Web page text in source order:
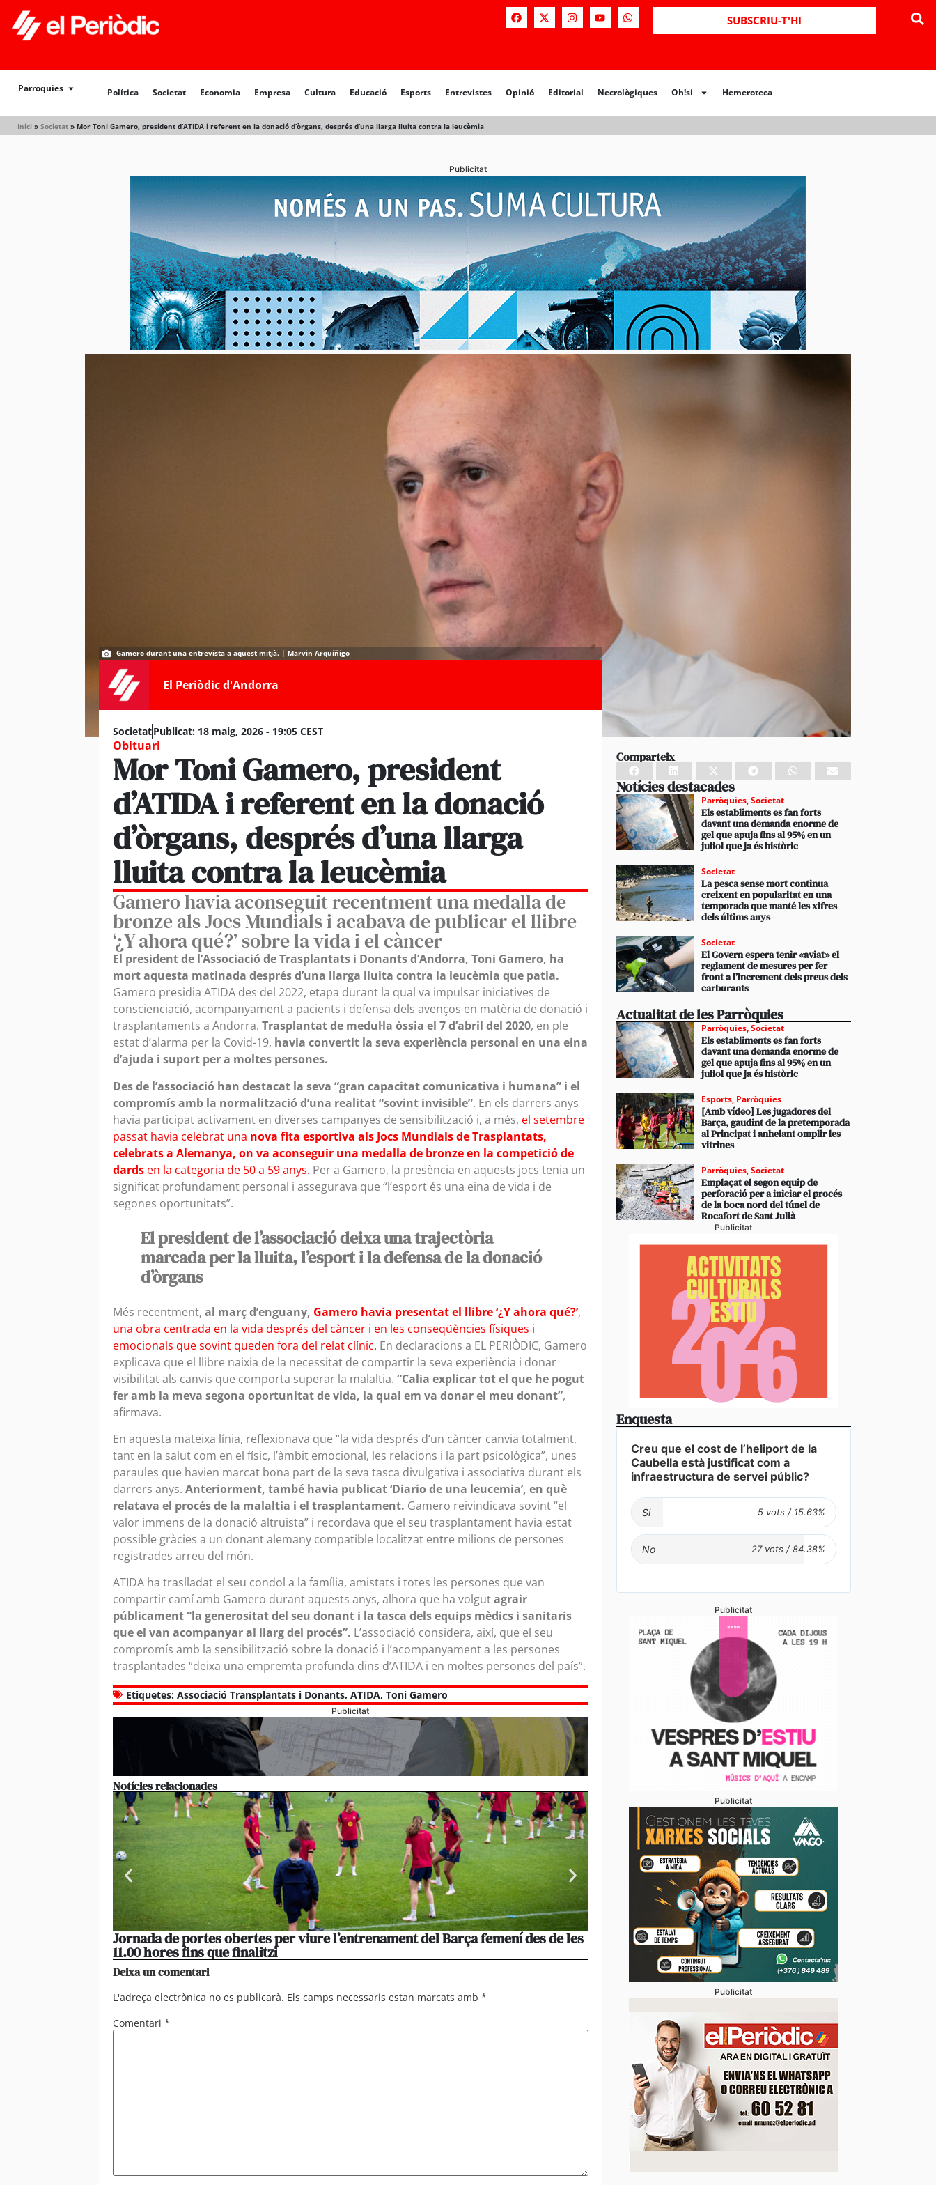
SUBSCRIU-T'HI
Parroquies Política Societat Economia Empresa Cultura Educació Esports Entrevistes Opinió Editorial Necrològiques Oh!si Hemeroteca
Inici » Societat » Mor Toni Gamero, president d’ATIDA i referent en la donació d’òrgans, després d’una llarga lluita contra la leucèmia
Política Societat Opinió Editorial Necrològiques Hemeroteca
Publicitat
Gamero durant una entrevista a aquest mitjà. | Marvin Arquíñigo
El Periòdic d'Andorra
SocietatPublicat: 18 maig, 2026 - 19:05 CEST
Obituari
Mor Toni Gamero, president
d’ATIDA i referent en la donació
d’òrgans, després d’una llarga
lluita contra la leucèmia
Gamero havia aconseguit recentment una medalla de
bronze als Jocs Mundials i acabava de publicar el llibre
‘¿Y ahora qué?’ sobre la vida i el càncer
El president de l’Associació de Trasplantats i Donants d’Andorra, Toni Gamero, ha
mort aquesta matinada després d’una llarga lluita contra la leucèmia que patia.
Gamero presidia ATIDA des del 2022, etapa durant la qual va impulsar iniciatives de
conscienciació, acompanyament a pacients i defensa dels avenços en matèria de donació i
trasplantaments a Andorra. Trasplantat de medul·la òssia el 7 d’abril del 2020, en ple
estat d’alarma per la Covid-19, havia convertit la seva experiència personal en una eina
d’ajuda i suport per a moltes persones.
Des de l’associació han destacat la seva “gran capacitat comunicativa i humana” i el
compromís amb la normalització d’una realitat “sovint invisible”. En els darrers anys
havia participat activament en diverses campanyes de sensibilització i, a més, el setembre
passat havia celebrat una nova fita esportiva als Jocs Mundials de Trasplantats,
celebrats a Alemanya, on va aconseguir una medalla de bronze en la competició de
dards en la categoria de 50 a 59 anys. Per a Gamero, la presència en aquests jocs tenia un
significat profundament personal i assegurava que “l’esport és una eina de vida i de
segones oportunitats”.
El president de l’associació deixa una trajectòria
marcada per la lluita, l’esport i la defensa de la donació
d’òrgans
Més recentment, al març d’enguany, Gamero havia presentat el llibre ‘¿Y ahora qué?’,
una obra centrada en la vida després del càncer i en les conseqüències físiques i
emocionals que sovint queden fora del relat clínic. En declaracions a EL PERIÒDIC, Gamero
explicava que el llibre naixia de la necessitat de compartir la seva experiència i donar
visibilitat als canvis que comporta superar la malaltia. “Calia explicar tot el que he pogut
fer amb la meva segona oportunitat de vida, la qual em va donar el meu donant”,
afirmava.
En aquesta mateixa línia, reflexionava que “la vida després d’un càncer canvia totalment,
tant en la salut com en el físic, l’àmbit emocional, les relacions i la part psicològica”, unes
paraules que havien marcat bona part de la seva tasca divulgativa i associativa durant els
darrers anys. Anteriorment, també havia publicat ‘Diario de una leucemia’, en què
relatava el procés de la malaltia i el trasplantament. Gamero reivindicava sovint “el
valor immens de la donació altruista” i recordava que el seu trasplantament havia estat
possible gràcies a un donant alemany compatible localitzat entre milions de persones
registrades arreu del món.
ATIDA ha traslladat el seu condol a la família, amistats i totes les persones que van
compartir camí amb Gamero durant aquests anys, alhora que ha volgutagrair
públicament “la generositat del seu donant i la tasca dels equips mèdics i sanitaris
que el van acompanyar al llarg del procés”. L’associació considera, així, que el seu
compromís amb la sensibilització sobre la donació i l’acompanyament a les persones
trasplantades “deixa una empremta profunda dins d’ATIDA i en moltes persones del país”.
Etiquetes: Associació Transplantats i Donants, ATIDA, Toni Gamero
Publicitat
Notícies relacionades
Jornada de portes obertes per viure l’entrenament del Barça femení des de les
11.00 hores fins que finalitzi
La pèrdua de presència del català en el sector turístic
més les queixes de residents i visitants
Deixa un comentari
L'adreça electrònica no es publicarà. Els camps necessaris estan marcats amb *
Comentari *
Comparteix
Notícies destacades
Parròquies,Societat
Els establiments es fan forts
davant una demanda enorme de
gel que apuja fins al 95% en un
juliol que ja és històric
Societat
La pesca sense mort continua
creixent en popularitat en una
temporada que manté les xifres
dels últims anys
Societat
El Govern espera tenir «aviat» el
reglament de mesures per fer
front a l’increment dels preus dels
carburants
Actualitat de les Parròquies
Parròquies,Societat
Els establiments es fan forts
davant una demanda enorme de
gel que apuja fins al 95% en un
juliol que ja és històric
Esports, Parròquies
[Amb vídeo] Les jugadores del
Barça, gaudint de la pretemporada
al Principat i anhelant omplir les
vitrines
Parròquies,Societat
Emplaçat el segon equip de
perforació per a iniciar el procés
de la boca nord del túnel de
Rocafort de Sant Julià
Publicitat
Enquesta
Creu que el cost de l’heliport de la
Caubella està justificat com a
infraestructura de servei públic?
Si
No
Publicitat
Publicitat
Publicitat